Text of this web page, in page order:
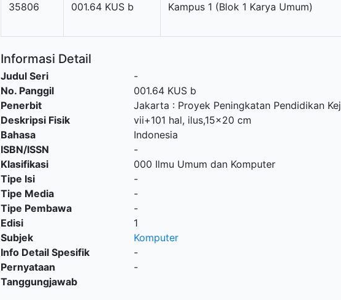
35806 001.64 KUS b Kampus 1 (Blok 1 Karya Umum)
Informasi Detail
Judul Seri
-
No. Panggil
001.64 KUS b
Penerbit
Jakarta : Proyek Peningkatan Pendidikan
Deskripsi Fisik
vii+101 hal, ilus,15x20 cm
Bahasa
Indonesia
ISBN/ISSN
-
Klasifikasi
000 Ilmu Umum dan Komputer
Tipe Isi
-
Tipe Media
-
Tipe Pembawa
-
Edisi
1
Subjek
Komputer
Info Detail Spesifik
-
Pernyataan
Tanggungjawab
-